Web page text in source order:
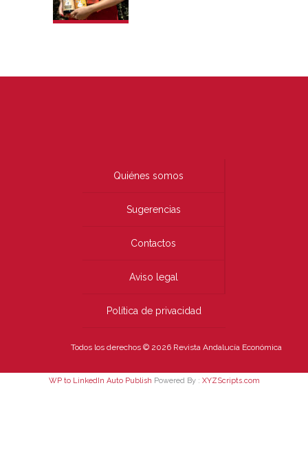
Quiénes somos
Sugerencias
Contactos
Aviso legal
Política de privacidad
Todos los derechos © 2026 Revista Andalucía Económica
WP to LinkedIn Auto Publish Powered By : XYZScripts.com